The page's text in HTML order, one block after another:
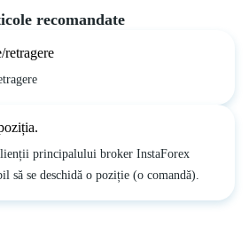
recomandate
retragere
principalului broker InstaForex
să se deschidă o poziție (o comandă).